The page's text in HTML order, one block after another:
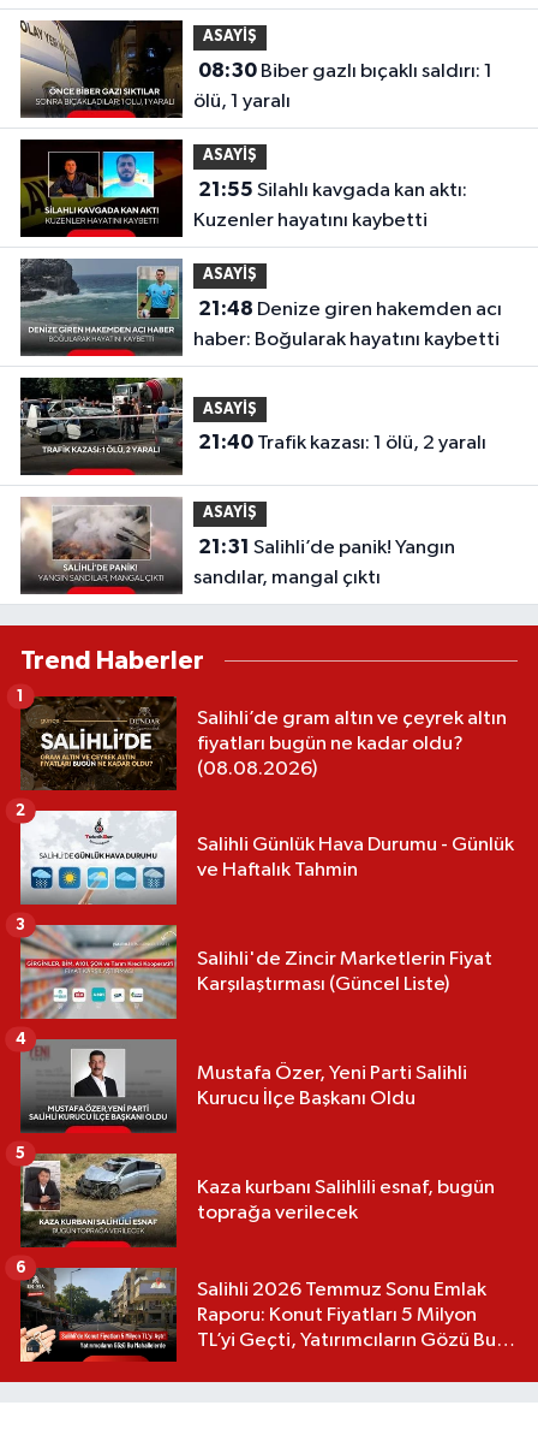
ASAYİŞ
08:30Biber gazlı bıçaklı saldırı: 1
ölü, 1 yaralı
ASAYİŞ
21:55
Kuzenler hayatını kaybetti
ASAYİŞ
21:48
haber: Boğularak hayatını kaybetti
ASAYİŞ
21:40 Trafik kazası: 1 ölü, 2 yaralı
ASAYİŞ
21:31
sandılar, mangal çıktı
Trend Haberler
Salihli’de gram altın ve çeyrek altın
fiyatları bugün ne kadar oldu?
(08.08.2026)
1
Salihli Günlük Hava Durumu - Günlük
ve Haftalık Tahmin
2
Salihli'de Zincir Marketlerin Fiyat
Karşılaştırması (Güncel Liste)
3
Mustafa Özer, Yeni Parti Salihli
Kurucu İlçe Başkanı Oldu
4
Kaza kurbanı Salihlili esnaf, bugün
toprağa verilecek
5
Salihli 2026 Temmuz Sonu Emlak
Raporu: Konut Fiyatları 5 Milyon
TL’yi Geçti, Yatırımcıların Gözü Bu
6